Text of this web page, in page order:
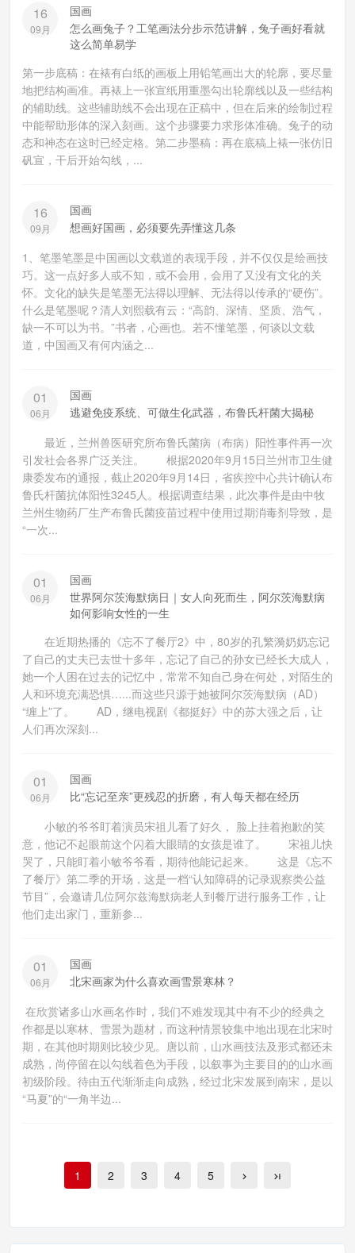
16
09月
国画
怎么画兔子？工笔画法分步示范讲解，兔子画好看就
这么简单易学
第一步底稿：在裱有白纸的画板上用铅笔画出大的轮廓，要尽量
地把结构画准。再裱上一张宣纸用重墨勾出轮廓线以及一些结构
的辅助线。这些辅助线不会出现在正稿中，但在后来的绘制过程
中能帮助形体的深入刻画。这个步骤要力求形体准确。兔子的动
态和神态在这时已经定格。第二步墨稿：再在底稿上裱一张仿旧
矾宣，干后开始勾线，...
16
09月
国画
想画好国画，必须要先弄懂这几条
1、笔墨笔墨是中国画以文载道的表现手段，并不仅仅是绘画技
巧。这一点好多人或不知，或不会用，会用了又没有文化的关
怀。文化的缺失是笔墨无法得以理解、无法得以传承的“硬伤”。
什么是笔墨呢？清人刘熙载有云：“高韵、深情、坚质、浩气，
缺一不可以为书。”书者，心画也。若不懂笔墨，何谈以文载
道，中国画又有何内涵之...
01
06月
国画
逃避免疫系统、可做生化武器，布鲁氏杆菌大揭秘
最近，兰州兽医研究所布鲁氏菌病（布病）阳性事件再一次
引发社会各界广泛关注。 根据2020年9月15日兰州市卫生健
康委发布的通报，截止2020年9月14日，省疾控中心共计确认布
鲁氏杆菌抗体阳性3245人。根据调查结果，此次事件是由中牧
兰州生物药厂生产布鲁氏菌疫苗过程中使用过期消毒剂导致，是
“一次...
01
06月
国画
世界阿尔茨海默病日｜女人向死而生，阿尔茨海默病
如何影响女性的一生
在近期热播的《忘不了餐厅2》中，80岁的孔繁漪奶奶忘记
了自己的丈夫已去世十多年，忘记了自己的孙女已经长大成人，
她一个人困在过去的记忆中，常常不知自己身在何处，对陌生的
人和环境充满恐惧…...而这些只源于她被阿尔茨海默病（AD）
“缠上”了。 AD，继电视剧《都挺好》中的苏大强之后，让
人们再次深刻...
01
06月
国画
比“忘记至亲”更残忍的折磨，有人每天都在经历
小敏的爷爷盯着演员宋祖儿看了好久， 脸上挂着抱歉的笑
意，他记不起眼前这个闪着大眼睛的女孩是谁了。 宋祖儿快
哭了，只能盯着小敏爷爷看，期待他能记起来。 这是《忘不
了餐厅》第二季的开场，这是一档“认知障碍的记录观察类公益
节目”，会邀请几位阿尔兹海默病老人到餐厅进行服务工作，让
他们走出家门，重新参...
01
06月
国画
北宋画家为什么喜欢画雪景寒林？
在欣赏诸多山水画名作时，我们不难发现其中有不少的经典之
作都是以寒林、雪景为题材，而这种情景较集中地出现在北宋时
期，在其他时期则比较少见。唐以前，山水画技法及形式都还未
成熟，尚停留在以勾线着色为手段，以叙事为主要目的的山水画
初级阶段。待由五代渐渐走向成熟，经过北宋发展到南宋，是以
“马夏”的“一角半边...
1 2 3 4 5